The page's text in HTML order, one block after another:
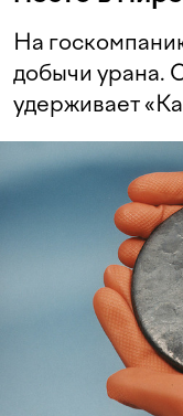
На
добычи урана.
удерживает